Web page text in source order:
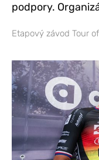
podpory.
Etapový závod Tour